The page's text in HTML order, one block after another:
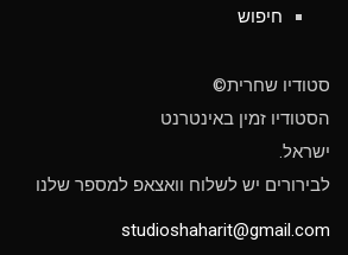
חיפוש
סטודיו שחרית©
הסטודיו זמין באינטרנט
ישראל.
לבירורים יש לשלוח וואצאפ למספר שלנו
studioshaharit@gmail.com